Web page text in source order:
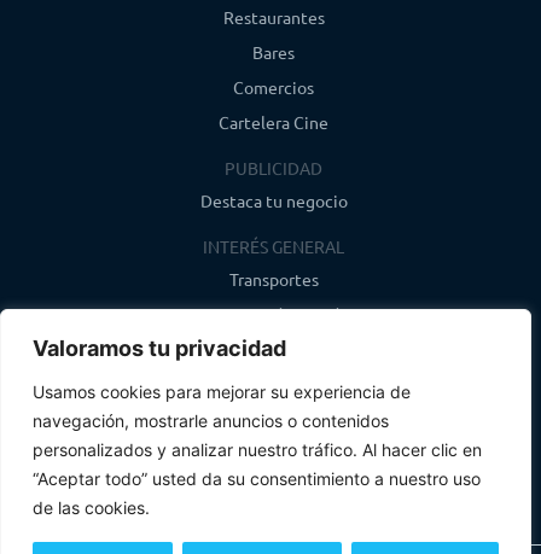
Valoramos tu privacidad
Usamos cookies para mejorar su experiencia de
navegación, mostrarle anuncios o contenidos
personalizados y analizar nuestro tráfico. Al hacer clic en
“Aceptar todo” usted da su consentimiento a nuestro uso
de las cookies.
Restaurantes
Bares
Comercios
Cartelera Cine
PUBLICIDAD
Destaca tu negocio
INTERÉS GENERAL
Transportes
Farmacias de guardia
Canal de WhatsApp
Último boletín
info@infosegovia.com